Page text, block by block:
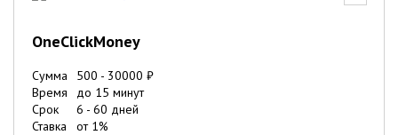
OneClickMoney
Сумма 500 - 30000 ₽
Время
до 15 минут
Срок
6 - 60 дней
Ставка
от 1%